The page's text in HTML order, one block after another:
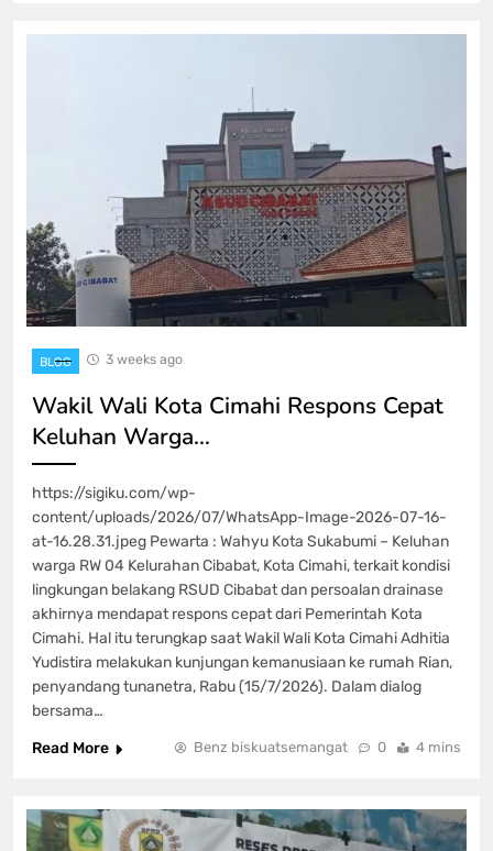
BLOG 3 weeks ago
Wakil Wali Kota Cimahi Respons Cepat
Keluhan Warga…
https://sigiku.com/wp-
content/uploads/2026/07/WhatsApp-Image-2026-07-16-
at-16.28.31.jpeg Pewarta : Wahyu Kota Sukabumi – Keluhan
warga RW 04 Kelurahan Cibabat, Kota Cimahi, terkait kondisi
lingkungan belakang RSUD Cibabat dan persoalan drainase
akhirnya mendapat respons cepat dari Pemerintah Kota
Cimahi. Hal itu terungkap saat Wakil Wali Kota Cimahi Adhitia
Yudistira melakukan kunjungan kemanusiaan ke rumah Rian,
penyandang tunanetra, Rabu (15/7/2026). Dalam dialog
bersama…
Read More
Benz biskuatsemangat 0 4 mins